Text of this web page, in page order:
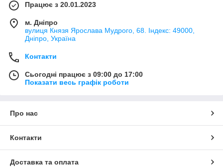
Працює з 20.01.2023
м. Дніпро
вулиця Князя Ярослава Мудрого, 68. Індекс: 49000,
Дніпро, Україна
Контакти
Сьогодні працює з 09:00 до 17:00
Показати весь графік роботи
Про нас
Контакти
Доставка та оплата